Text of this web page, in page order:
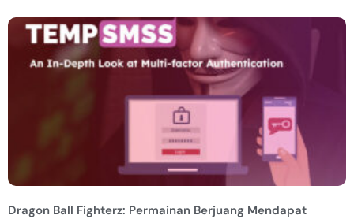
Dragon Ball Fighterz: Permainan Berjuang Mendapat